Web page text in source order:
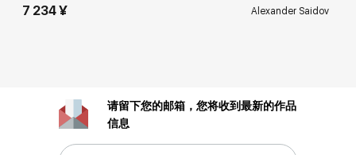
7 234 ¥ Alexander Saidov
请留下您的邮箱，您将收到最新的作品
信息